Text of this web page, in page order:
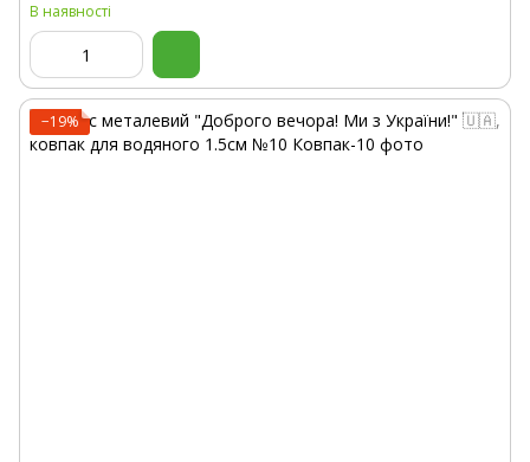
В наявності
−19%